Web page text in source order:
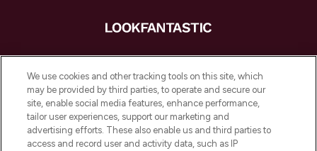
LOOKFANTASTIC ist Europas ultimativer
Beauty-Onlineshop mit den besten
Produkten aus Haut- und Haarpflege
sowie Make-Up von über 200
renommierten Marken. Shoppe online
oder über die App mit kostenloser
Lieferung ab einem Einkaufswert von 30€.
We use cookies and other tracking tools on this site, which
may be provided by third parties, to operate and secure our
site, enable social media features, enhance performance,
tailor user experiences, support our marketing and
advertising efforts. These also enable us and third parties to
access and record user and activity data, such as IP